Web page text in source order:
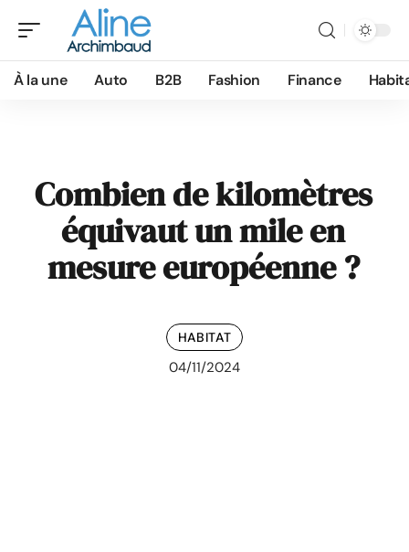
À la une Auto B2B Fashion Finance
Combien de kilomètres
équivaut un mile en
mesure européenne ?
HABITAT
04/11/2024